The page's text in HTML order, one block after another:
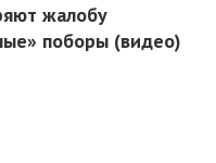
жалобу
поборы (видео)